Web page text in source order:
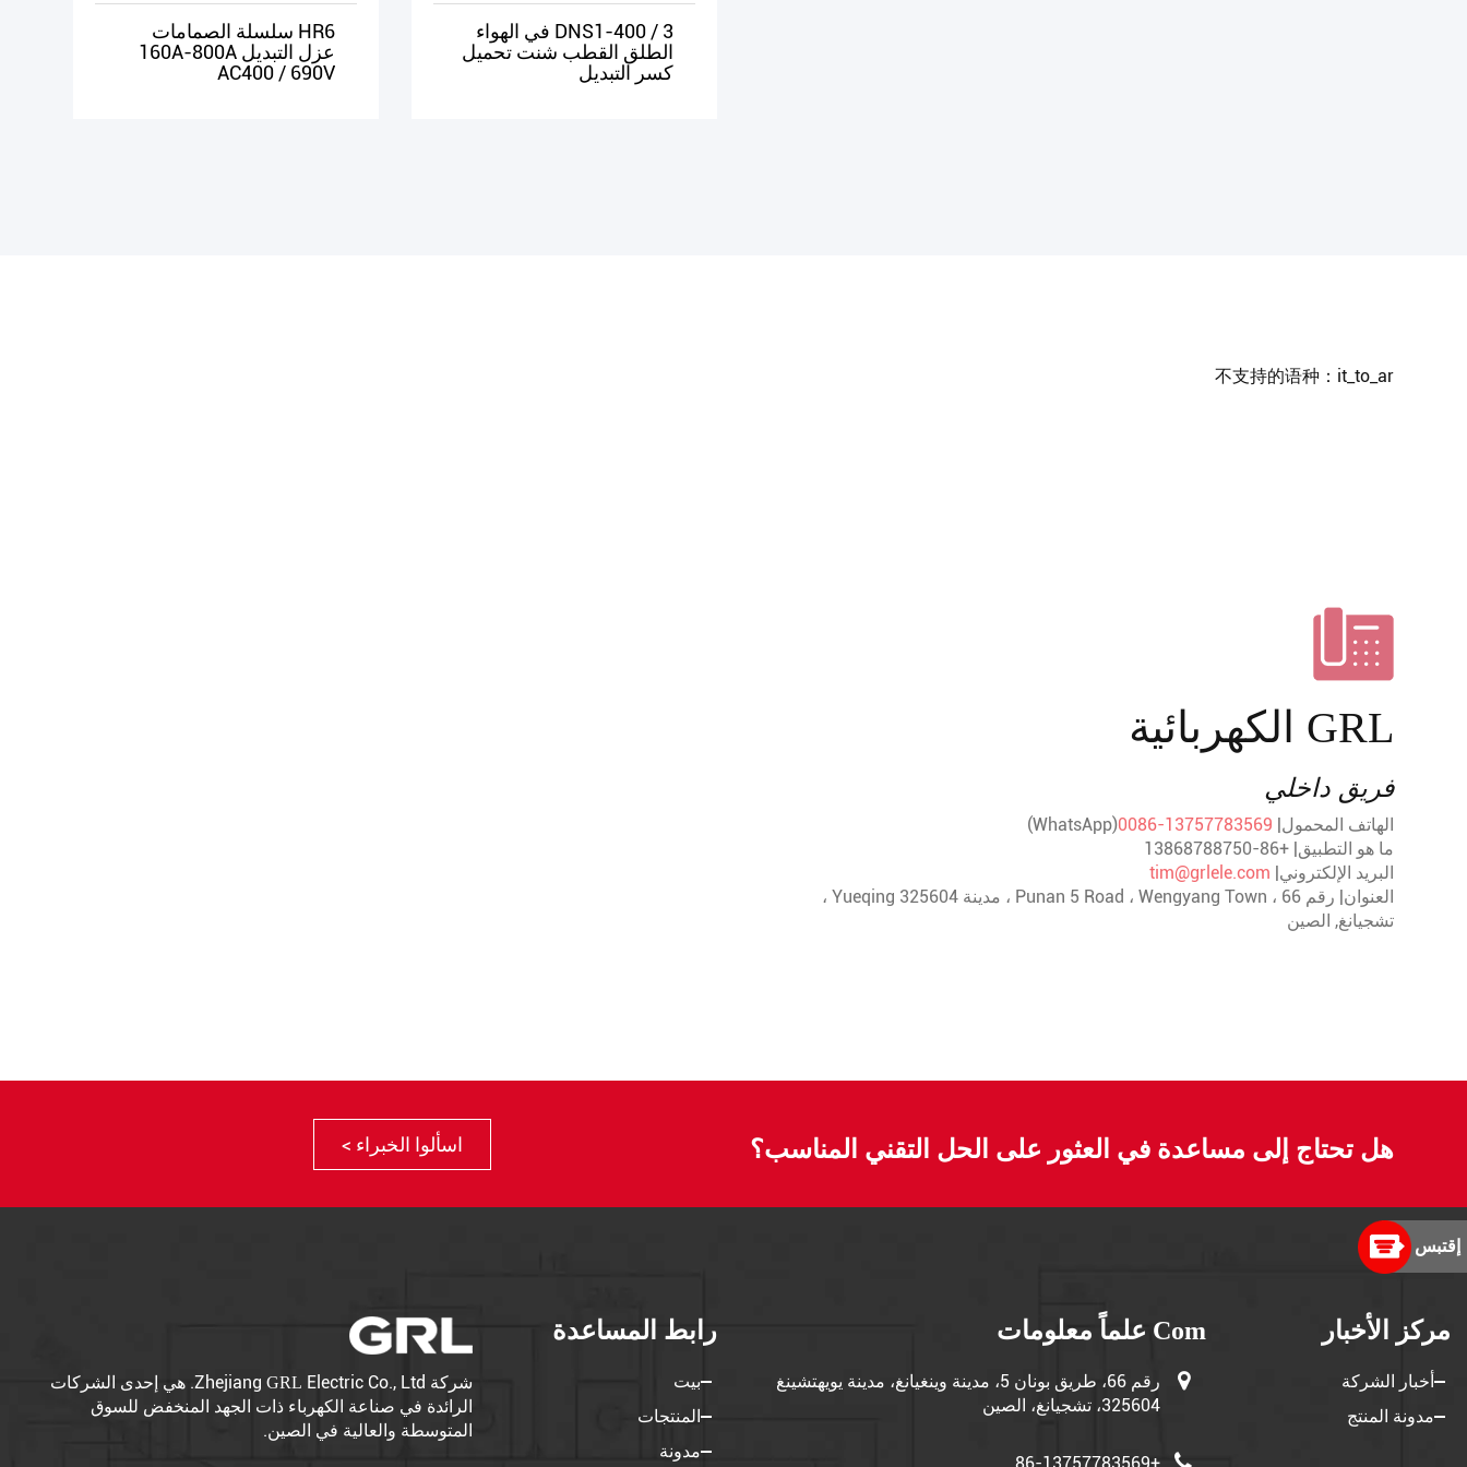
HR6 سلسلة الصمامات
عزل التبديل 160A-800A
AC400 / 690V
DNS1-400 / 3 في الهواء
الطلق القطب شنت تحميل
كسر التبديل
不支持的语种：it_to_ar
GRL الكهربائية
فريق داخلي
الهاتف المحمول| 0086-13757783569
(WhatsApp)
ما هو التطبيق| +86-13868788750
البريد الإلكتروني| tim@grlele.com
العنوان| رقم 66 ، Punan 5 Road ، Wengyang Town ، مدينة Yueqing 325604 ،
تشجيانغ, الصين
هل تحتاج إلى مساعدة في العثور على الحل التقني المناسب؟ اسألوا الخبراء >
شركة Zhejiang GRL
Electric Co., Ltd. هي إحدى الشركات
الرائدة في صناعة الكهرباء ذات الجهد المنخفض للسوق
المتوسطة والعالية في الصين.
رابط المساعدة
بيت
المنتجات
مدونة
Com علماً معلومات
رقم 66، طريق بونان 5، مدينة وينغيانغ، مدينة يويهتشينغ
325604، تشجيانغ، الصين
+86-13757783569
مركز الأخبار
أخبار الشركة
مدونة المنتج
إقتبس